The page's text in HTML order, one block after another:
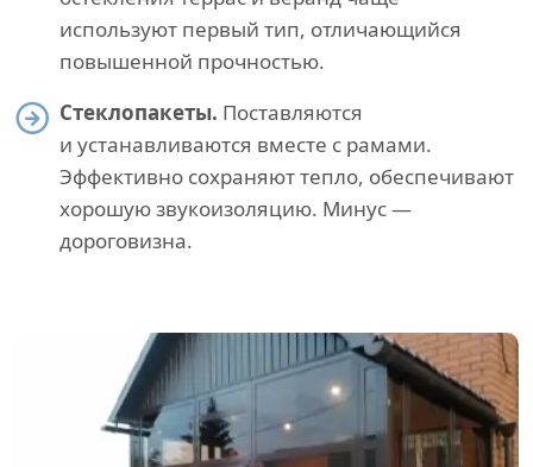
используют первый тип, отличающийся
повышенной прочностью.
Стеклопакеты. Поставляются
и устанавливаются вместе с рамами.
Эффективно сохраняют тепло, обеспечивают
хорошую звукоизоляцию. Минус —
дороговизна.